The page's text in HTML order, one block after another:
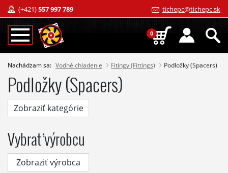
(+421)557 997 789 tichepc@tichepc.sk
0
Nachádzam sa: Vodné chladenie Fitingy (Fittings) Podložky (Spacers)
Podložky (Spacers)
Zobraziť kategórie
Vybrať výrobcu
Zobraziť výrobca